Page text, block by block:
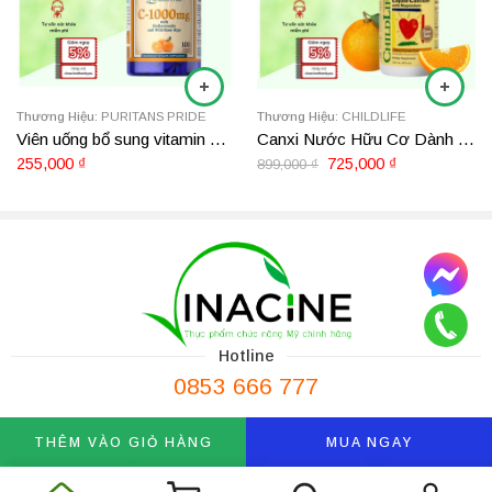
Nguồn gốc tinh khiết từ đại dương:
Carlson sử dụng nguồn
cá nước lạnh, được đánh bắt bền bỉ tại các vùng biển sâu của Na
Uy. Quá trình chế biến và đóng chai được kiểm soát nghiêm ngặt
Sản phẩm sử dụng Omega-3 dạng Ethyl Ester (EE)
dạng cấu trúc dầu cá được chưng cất phân tử hiện đại để loại bỏ
hoàn toàn các tạp chất, kim loại nặng, đồng thời cô đặc được hàm
lượng EPA/DHA chuẩn hóa y khoa cao hơn nhiều so với dầu cá
Thương Hiệu: PURITANS PRIDE
Viên uống bổ sung vitamin C-1000mg Puritan’s Pride 100 viên
255,000 ₫
Thương Hiệu: CHILDLIFE
Canxi Nước Hữu Cơ Dành Cho Trẻ Em ChildLife Liquid Calcium with Magnesium 473ml – Hương cam
899,000₫ 725,000 ₫
Hotline
0853 666 777
THÊM VÀO GIỎ HÀNG MUA NGAY